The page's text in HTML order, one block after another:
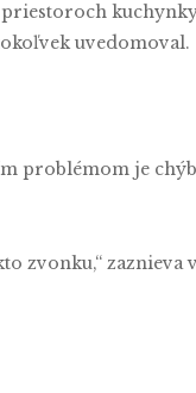
kuchynky
uvedomoval.
problémom je
zvonku,“